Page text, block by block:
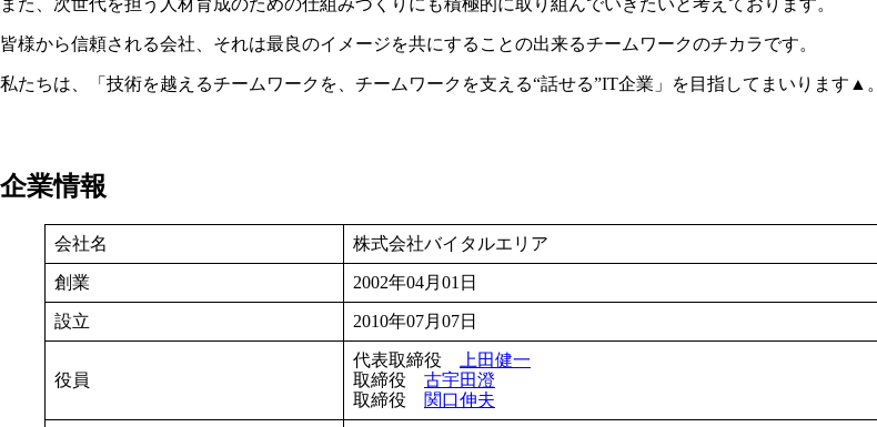
皆様から信頼される会社、それは最良のイメージを共にすることの出来るチームワークのチカラです。
私たちは、「技術を越えるチームワークを、チームワークを支える“話せる”IT企業」を目指してまいります▲。
企業情報
会社名 株式会社バイタルエリア
創業 2002年04月01日
設立 2010年07月07日
役員
代表取締役
上田健一
取締役 古宇田澄
取締役 関口伸夫